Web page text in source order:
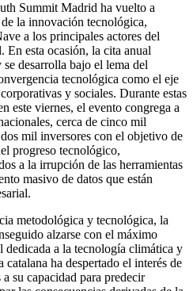
Summit Madrid ha vuelto a
la innovación tecnológica,
a los principales actores del
En esta ocasión, la cita anual
desarrolla bajo el lema del
tecnológica como el eje
y sociales. Durante estas
este viernes, el evento congrega a
cerca de cinco mil
mil inversores con el objetivo de
progreso tecnológico,
a la irrupción de las herramientas
masivo de datos que están
metodológica y tecnológica, la
alzarse con el máximo
dedicada a la tecnología climática y
ha despertado el interés de
su capacidad para predecir